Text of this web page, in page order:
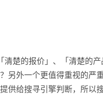
楚的报价」、「清楚的
另外一个更值得重视的严
供给搜寻引擎判断，所以